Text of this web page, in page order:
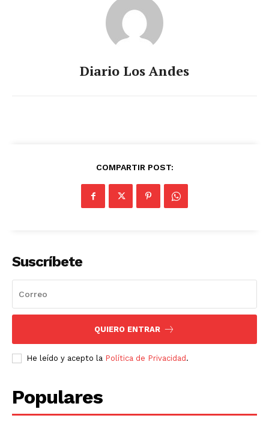
Diario Los Andes
COMPARTIR POST:
Suscríbete
QUIERO ENTRAR
He leído y acepto la Política de Privacidad .
Populares